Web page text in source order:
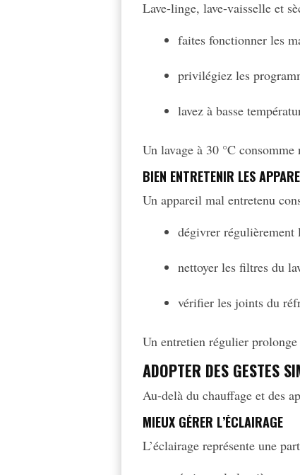
Lave-linge, lave-vaisselle et
faites fonctionner les
privilégiez les
lavez à basse
Un lavage à 30 °C
BIEN ENTRETENIR LES
Un appareil mal entretenu
dégivrer régulièrement
nettoyer les filtres du
vérifier les joints du
Un entretien régulier
ADOPTER DES GESTES
Au-delà du chauffage et des
MIEUX GÉRER L’ÉCLAIRAGE
L’éclairage représente une